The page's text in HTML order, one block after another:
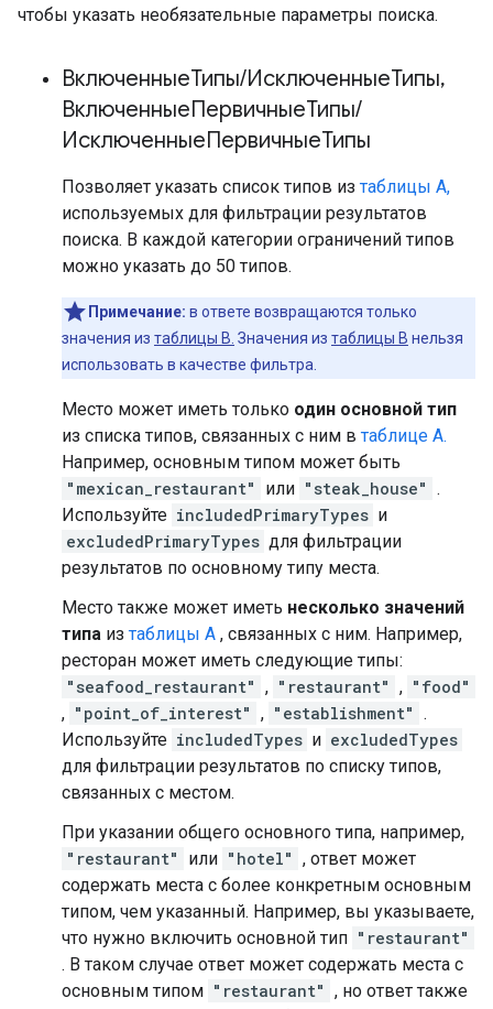
чтобы указать необязательные параметры поиска.
ВключенныеТипы/ИсключенныеТипы,
ВключенныеПервичныеТипы/
ИсключенныеПервичныеТипы
Позволяет указать список типов из таблицы A,
используемых для фильтрации результатов
поиска. В каждой категории ограничений типов
можно указать до 50 типов.
Примечание: в ответе возвращаются только
значения из таблицы B. Значения из таблицы B нельзя
использовать в качестве фильтра.
Место может иметь только один основной тип
из списка типов, связанных с ним в таблице A.
Например, основным типом может быть
"mexican_restaurant"
или "steak_house" .
Используйте includedPrimaryTypes и
excludedPrimaryTypes для фильтрации
результатов по основному типу места.
Место также может иметь несколько значений
типа из таблицы A , связанных с ним. Например,
ресторан может иметь следующие типы:
"seafood_restaurant" , "restaurant" , "food"
, "point_of_interest" , "establishment" .
Используйте includedTypes и excludedTypes
для фильтрации результатов по списку типов,
связанных с местом.
При указании общего основного типа, например,
"restaurant"
или "hotel" , ответ может
содержать места с более конкретным основным
типом, чем указанный. Например, вы указываете,
что нужно включить основной тип "restaurant"
. В таком случае ответ может содержать места с
основным типом "restaurant" , но ответ также